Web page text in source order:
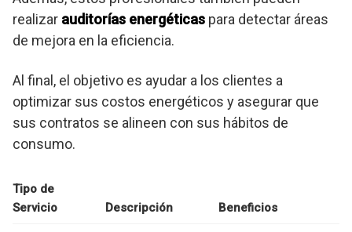
realizar auditorías energéticas para detectar áreas
de mejora en la eficiencia.
Al final, el objetivo es ayudar a los clientes a
optimizar sus costos energéticos y asegurar que
sus contratos se alineen con sus hábitos de
consumo.
Tipo de
Servicio
Descripción Beneficios